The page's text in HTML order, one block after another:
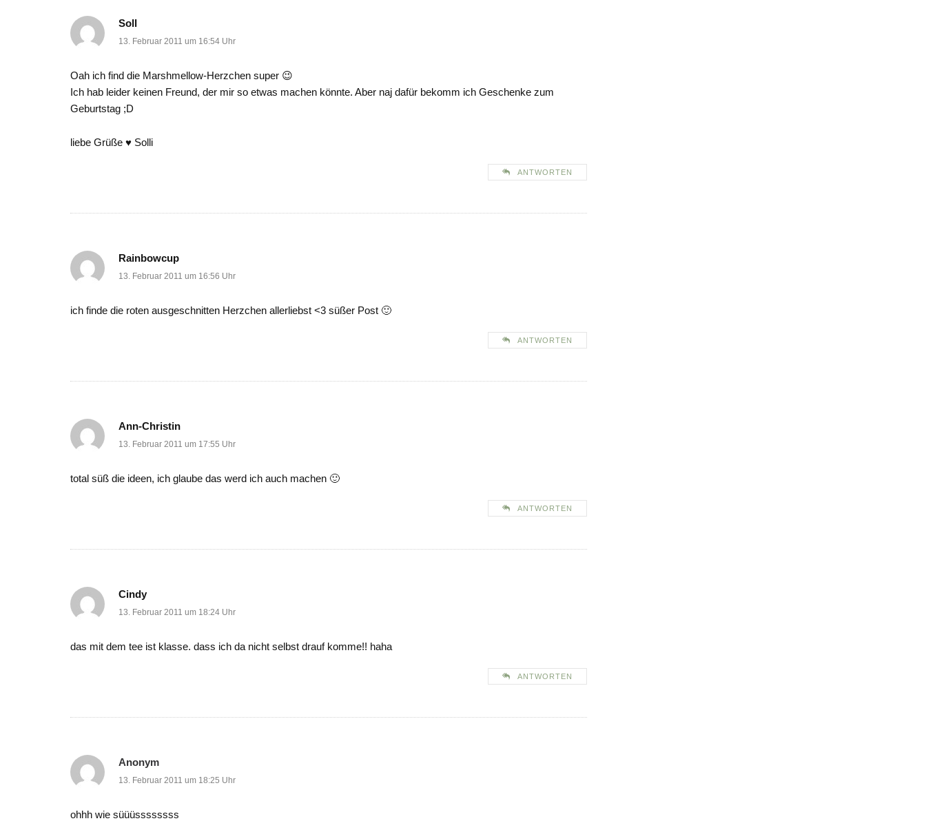
Soll
13. Februar 2011 um 16:54 Uhr
Oah ich find die Marshmellow-Herzchen super 😉
Ich hab leider keinen Freund, der mir so etwas machen könnte. Aber naj dafür bekomm ich Geschenke zum
Geburtstag ;D
liebe Grüße ♥ Solli
ANTWORTEN
Rainbowcup
13. Februar 2011 um 16:56 Uhr
ich finde die roten ausgeschnitten Herzchen allerliebst <3 süßer Post 🙂
ANTWORTEN
Ann-Christin
13. Februar 2011 um 17:55 Uhr
total süß die ideen, ich glaube das werd ich auch machen 🙂
ANTWORTEN
Cindy
13. Februar 2011 um 18:24 Uhr
das mit dem tee ist klasse. dass ich da nicht selbst drauf komme!! haha
ANTWORTEN
Anonym
13. Februar 2011 um 18:25 Uhr
ohhh wie süüüssssssss